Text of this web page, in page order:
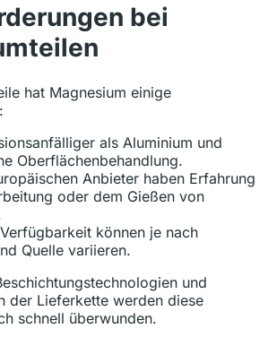
bei
hat Magnesium einige
als Aluminium und
Oberflächenbehandlung.
Anbieter haben Erfahrung
oder dem Gießen von
können je nach
Quelle variieren.
und
der Lieferkette werden diese
schnell überwunden.